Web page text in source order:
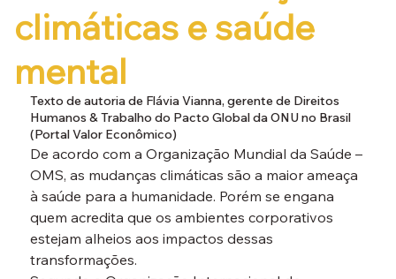
climáticas e saúde
mental
Texto de autoria de Flávia Vianna, gerente de Direitos
Humanos & Trabalho do Pacto Global da ONU no Brasil
(Portal Valor Econômico)
De acordo com a Organização Mundial da Saúde –
OMS, as mudanças climáticas são a maior ameaça
à saúde para a humanidade. Porém se engana
quem acredita que os ambientes corporativos
estejam alheios aos impactos dessas
transformações.